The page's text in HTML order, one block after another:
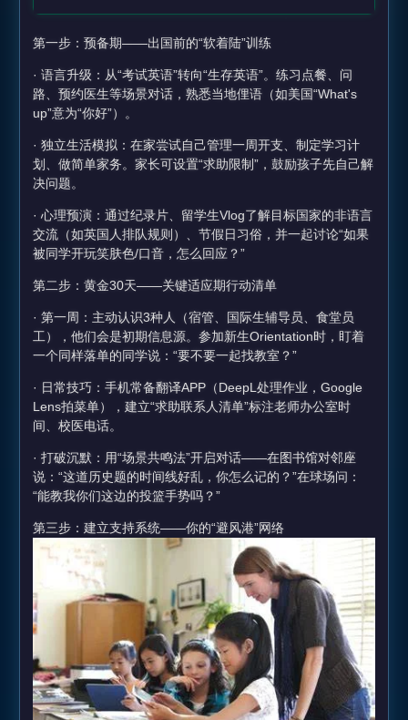
第一步：预备期——出国前的“软着陆”训练
· 语言升级：从“考试英语”转向“生存英语”。练习点餐、问
路、预约医生等场景对话，熟悉当地俚语（如美国“What's
up”意为“你好”）。
· 独立生活模拟：在家尝试自己管理一周开支、制定学习计
划、做简单家务。家长可设置“求助限制”，鼓励孩子先自己解
决问题。
· 心理预演：通过纪录片、留学生Vlog了解目标国家的非语言
交流（如英国人排队规则）、节假日习俗，并一起讨论“如果
被同学开玩笑肤色/口音，怎么回应？”
第二步：黄金30天——关键适应期行动清单
· 第一周：主动认识3种人（宿管、国际生辅导员、食堂员
工），他们会是初期信息源。参加新生Orientation时，盯着
一个同样落单的同学说：“要不要一起找教室？”
· 日常技巧：手机常备翻译APP（DeepL处理作业，Google
Lens拍菜单），建立“求助联系人清单”标注老师办公室时
间、校医电话。
· 打破沉默：用“场景共鸣法”开启对话——在图书馆对邻座
说：“这道历史题的时间线好乱，你怎么记的？”在球场问：
“能教我你们这边的投篮手势吗？”
第三步：建立支持系统——你的“避风港”网络